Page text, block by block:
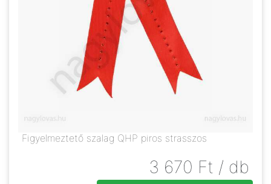
Figyelmeztető szalag QHP piros strasszos
3 670 Ft / db